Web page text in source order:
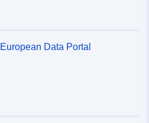
Data Portal